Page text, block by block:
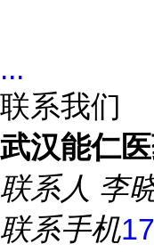
...
联系我们
武汉能仁
联系人 李
联系手机